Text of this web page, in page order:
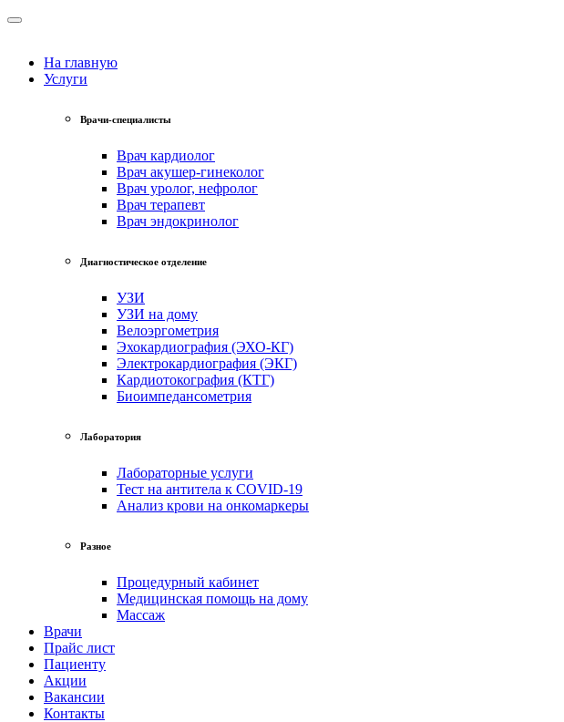
На главную
Услуги
Врачи-специалисты
Врач кардиолог
Врач акушер-гинеколог
Врач уролог, нефролог
Врач терапевт
Врач эндокринолог
Диагностическое отделение
УЗИ
УЗИ на дому
Велоэргометрия
Эхокардиография (ЭХО-КГ)
Электрокардиография (ЭКГ)
Кардиотокография (КТГ)
Биоимпедансометрия
Лаборатория
Лабораторные услуги
Тест на антитела к COVID-19
Анализ крови на онкомаркеры
Разное
Процедурный кабинет
Медицинская помощь на дому
Массаж
Врачи
Прайс лист
Пациенту
Акции
Вакансии
Контакты